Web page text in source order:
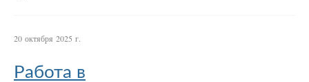
20 октября 2025 г.
Работа в